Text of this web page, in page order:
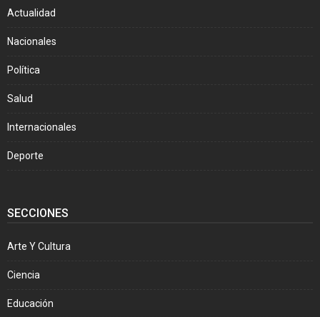
Actualidad
Nacionales
Política
Salud
Internacionales
Deporte
SECCIONES
Arte Y Cultura
Ciencia
Educación